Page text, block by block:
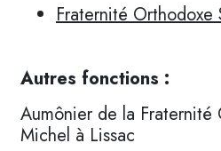
Fraternité Orthodoxe
Autres fonctions :
Aumônier de la Fraternité
Michel à Lissac